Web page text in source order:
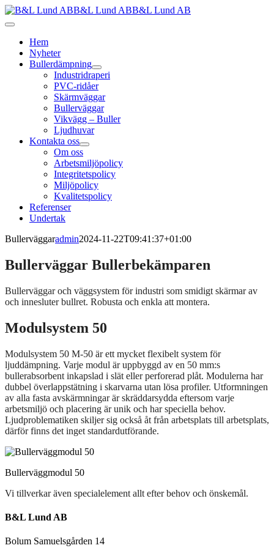
Fortsätt
till
Toggle
Navigation
Hem
Nyheter
Bullerdämpning
Industridraperi
PVC-ridåer
Skärmväggar
Bullerväggar
Vikvägg – Buller
Ljudhuvar
Kontakta oss
Om oss
Arbetsmiljöpolicy
Integritetspolicy
Miljöpolicy
Kvalitetspolicy
Referenser
Undertak
Bullerväggaradmin2024-11-22T09:41:37+01:00
Bullerväggar Bullerbekämparen
Bullerväggar och väggsystem för industri som smidigt skärmar av
och innesluter bullret. Robusta och enkla att montera.
Modulsystem 50
Modulsystem 50 M-50 är ett mycket flexibelt system för
ljuddämpning. Varje modul är uppbyggd av en 50 mm:s
bullerabsorbent inkapslad i slät eller perforerad plåt. Modulerna har
dubbel överlappstätning i skarvarna utan lösa profiler. Utformningen
av alla fasta avskärmningar är skräddarsydda eftersom varje
arbetsmiljö och placering är unik och har speciella behov.
Ljudproblematiken skiljer sig också åt från arbetsplats till arbetsplats,
därför finns det inget standardutförande.
Bullerväggmodul 50
Vi tillverkar även specialelement allt efter behov och önskemål.
B&L Lund AB
Bolum Samuelsgården 14